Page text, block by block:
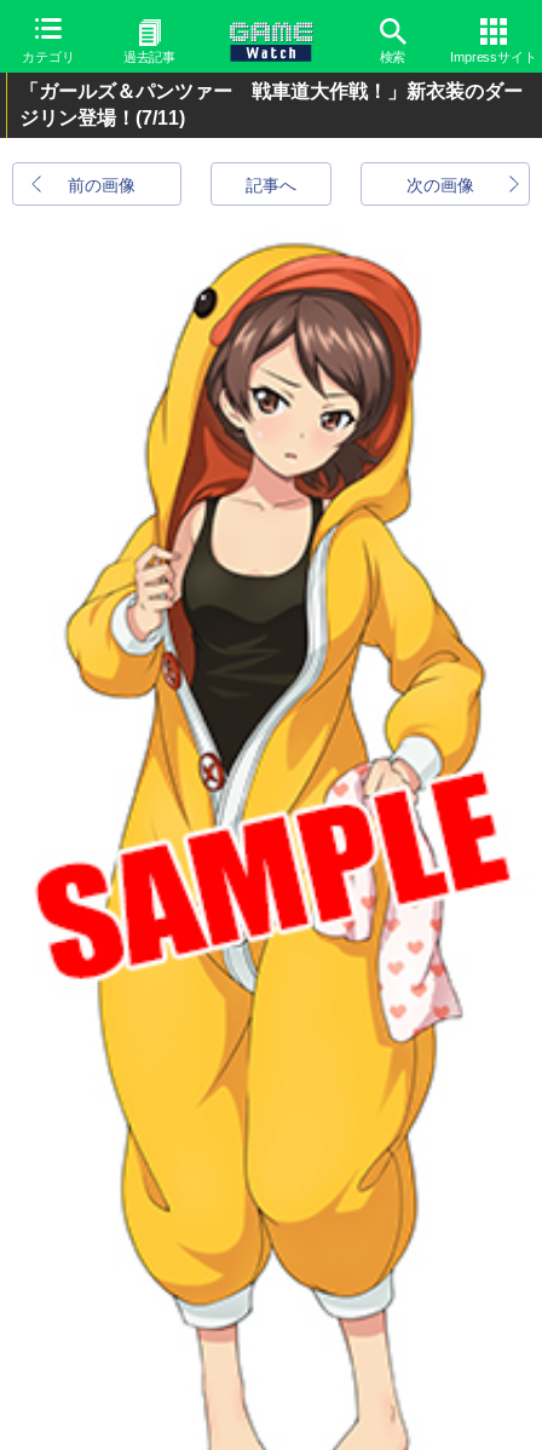
カテゴリ 過去記事 検索 Impressサイト
「ガールズ＆パンツァー 戦車道大作戦！」新衣装のダー
ジリン登場！ (7/11)
前の画像 次の画像
記事へ